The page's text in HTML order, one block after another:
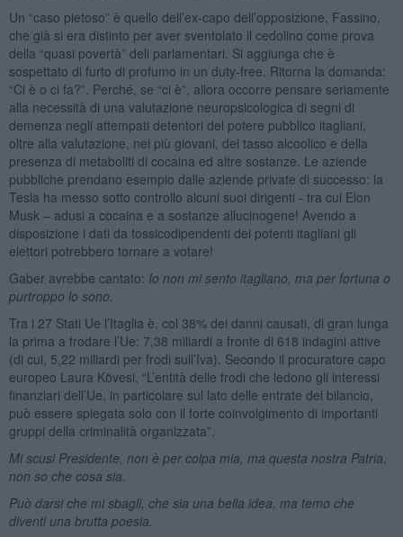
Un “caso pietoso” è quello dell’ex-capo dell’opposizione, Fassino,
che già si era distinto per aver sventolato il cedolino come prova
della “quasi povertà” deli parlamentari. Si aggiunga che è
sospettato di furto di profumo in un duty-free. Ritorna la domanda:
“Ci è o ci fa?”. Perché, se “ci è”, allora occorre pensare seriamente
alla necessità di una valutazione neuropsicologica di segni di
demenza negli attempati detentori del potere pubblico itagliani,
oltre alla valutazione, nei più giovani, del tasso alcoolico e della
presenza di metaboliti di cocaina ed altre sostanze. Le aziende
pubbliche prendano esempio dalle aziende private di successo: la
Tesla ha messo sotto controllo alcuni suoi dirigenti - tra cui Elon
Musk – adusi a cocaina e a sostanze allucinogene! Avendo a
disposizione i dati da tossicodipendenti dei potenti itagliani gli
elettori potrebbero tornare a votare!
Gaber avrebbe cantato: Io non mi sento itagliano, ma per fortuna o
purtroppo lo sono.
Tra i 27 Stati Ue l’Itaglia è, col 38% dei danni causati, di gran lunga
la prima a frodare l’Ue: 7,38 miliardi a fronte di 618 indagini attive
(di cui, 5,22 miliardi per frodi sull’Iva). Secondo il procuratore capo
europeo Laura Kövesi, “L’entità delle frodi che ledono gli interessi
finanziari dell’Ue, in particolare sul lato delle entrate del bilancio,
può essere spiegata solo con il forte coinvolgimento di importanti
gruppi della criminalità organizzata”.
Mi scusi Presidente, non è per colpa mia, ma questa nostra Patria,
non so che cosa sia.
Può darsi che mi sbagli, che sia una bella idea, ma temo che
diventi una brutta poesia.